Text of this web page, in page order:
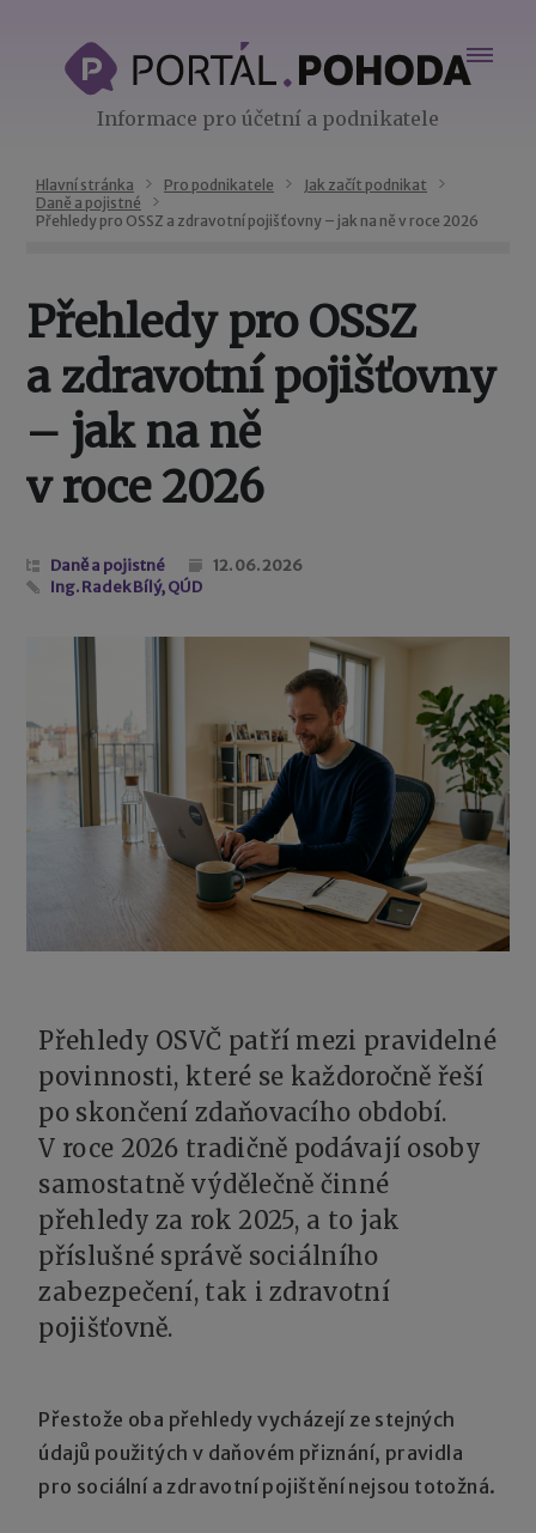
Informace pro účetní a podnikatele
Hlavní stránka Pro podnikatele
Jak začít podnikat
Daně a pojistné
Přehledy pro OSSZ a zdravotní pojišťovny – jak na ně v roce 2026
Přehledy pro OSSZ
a zdravotní pojišťovny
– jak na ně
v roce 2026
Daně a pojistné
12. 06. 2026
Ing. Radek Bílý, QÚD
Přehledy OSVČ patří mezi pravidelné
povinnosti, které se každoročně řeší
po skončení zdaňovacího období.
V roce 2026 tradičně podávají osoby
samostatně výdělečně činné
přehledy za rok 2025, a to jak
příslušné správě sociálního
zabezpečení, tak i zdravotní
pojišťovně.
Přestože oba přehledy vycházejí ze stejných
údajů použitých v daňovém přiznání, pravidla
pro sociální a zdravotní pojištění nejsou totožná.